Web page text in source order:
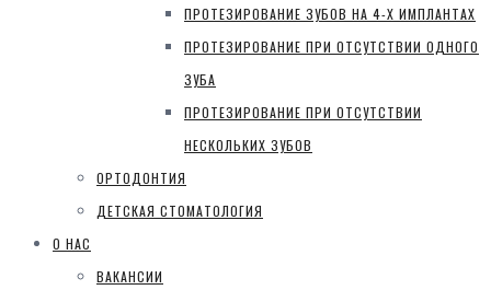
ПРОТЕЗИРОВАНИЕ ЗУБОВ НА 4-Х ИМПЛАНТАХ
ПРОТЕЗИРОВАНИЕ ПРИ ОТСУТСТВИИ ОДНОГО
ЗУБА
ПРОТЕЗИРОВАНИЕ ПРИ ОТСУТСТВИИ
НЕСКОЛЬКИХ ЗУБОВ
ОРТОДОНТИЯ
ДЕТСКАЯ СТОМАТОЛОГИЯ
О НАС
ВАКАНСИИ